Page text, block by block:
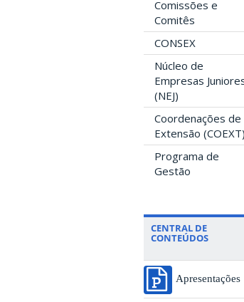
Comissões e
Comitês
CONSEX
Núcleo de
Empresas
(NEJ)
Coordenações de
Extensão (COEXT)
Programa de
Gestão
CENTRAL DE
CONTEÚDOS
Apresentações